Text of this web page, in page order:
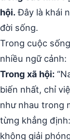
hội.Đây là khái
đời sống.
Trong cuộc
nhiều ngữ cảnh:
Trong xã hội:
biến nhất, chỉ
như nhau trong
từng khẳng
không giải